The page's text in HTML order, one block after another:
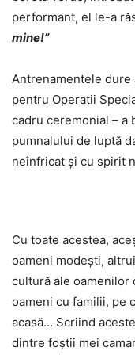
performant, el le-a
mine!”
Antrenamentele
pentru Operații
cadru ceremonial – a
pumnalului de luptă
neînfricat și cu spirit
Cu toate acestea,
oameni modești,
cultură ale oamenilor
oameni cu familii, pe
acasă… Scriind
dintre foștii mei